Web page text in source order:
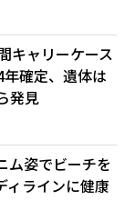
キャリーケース
確定、遺体は
発見
ム姿でビーチを
ラインに健康